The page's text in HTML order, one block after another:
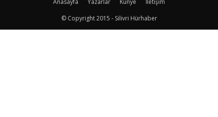
Anasayfa Yazarlar Künye
İletişim
© Copyright 2015 - Silivri Hürhaber